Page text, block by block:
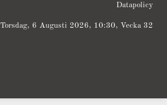
Datapolicy
Torsdag, 6 Augusti 2026, 10:30, Vecka 32